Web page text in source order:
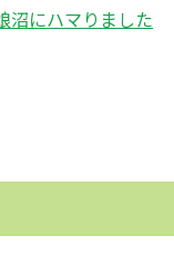
沼にハマりました